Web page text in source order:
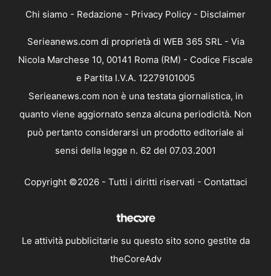
Chi siamo - Redazione - Privacy Policy - Disclaimer
Serieanews.com di proprietà di WEB 365 SRL - Via
Nicola Marchese 10, 00141 Roma (RM) - Codice Fiscale
e Partita I.V.A. 12279101005
Serieanews.com non è una testata giornalistica, in
quanto viene aggiornato senza alcuna periodicità. Non
può pertanto considerarsi un prodotto editoriale ai
sensi della legge n. 62 del 07.03.2001
Copyright ©2026 - Tutti i diritti riservati - Contattaci
Le attività pubblicitarie su questo sito sono gestite da
theCoreAdv